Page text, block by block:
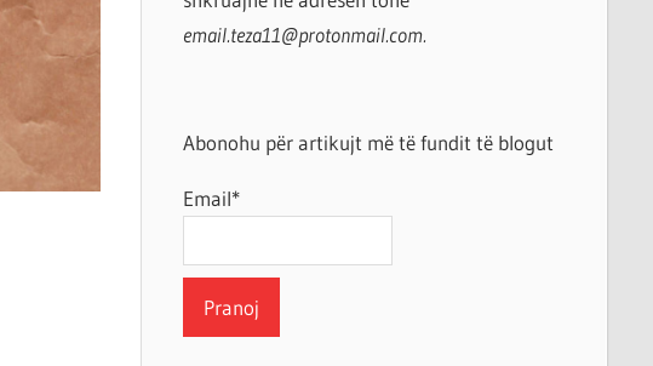
email.teza11@protonmail.com.
Abonohu për artikujt më të fundit të blogut
Email*